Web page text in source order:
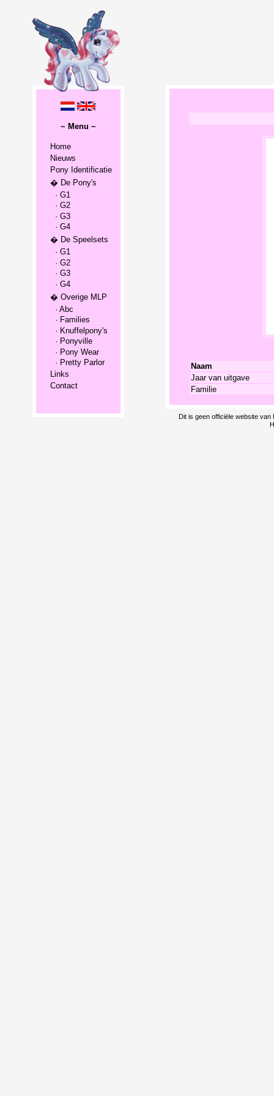
~ Menu ~
Home
Nieuws
Pony Identificatie
� De Pony's
· G1
· G2
· G3
· G4
� De Speelsets
· G1
· G2
· G3
· G4
� Overige MLP
· Abc
· Families
· Knuffelpony's
· Ponyville
· Pony Wear
· Pretty Parlor
Links
Contact
Naam
Jaar van uitgave
Familie
Dit is geen officiële website